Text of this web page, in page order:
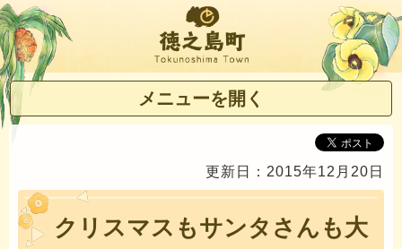
徳之島町
メニューを開く
更新日：2015年12月20日
クリスマスもサンタさんも大